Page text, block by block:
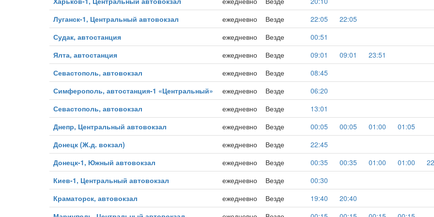
Луганск-1, Центральный автовокзал
ежедневно Везде 22:05
22:05
Судак, автостанция
ежедневно Везде
00:51
Ялта, автостанция
ежедневно Везде 09:01 09:01
23:51
Севастополь, автовокзал
ежедневно Везде
08:45
Симферополь, автостанция-1 «Центральный»
ежедневно Везде
06:20
Севастополь, автовокзал
ежедневно Везде
13:01
Днепр, Центральный автовокзал
ежедневно Везде 00:05 00:05 01:00
01:05
Донецк (Ж.д. вокзал)
ежедневно Везде
22:45
Донецк-1, Южный автовокзал
ежедневно Везде 00:35 00:35 01:00 01:00
Киев-1, Центральный автовокзал
ежедневно Везде
00:30
Краматорск, автовокзал
ежедневно Везде 19:40
20:40